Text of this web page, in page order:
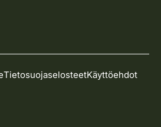
TietosuojaselosteetKäyttöehdot